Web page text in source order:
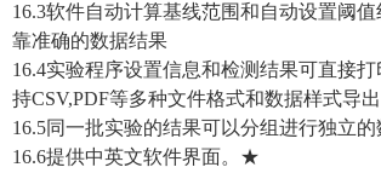
16.3软件自动计算基线范围和自动设置阈
靠准确的数据结果
16.4实验程序设置信息和检测结果可直接
持CSV,PDF等多种文件格式和数据样式导
16.5同一批实验的结果可以分组进行独立
16.6提供中英文软件界面。★